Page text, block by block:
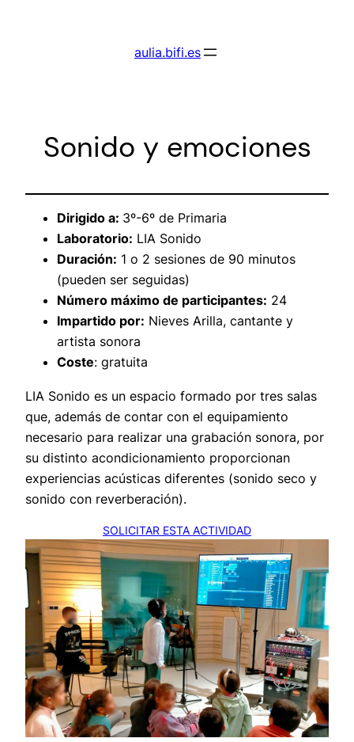
aulia.bifi.es
Sonido y emociones
Dirigido a: 3º-6º de Primaria
Laboratorio: LIA Sonido
Duración: 1 o 2 sesiones de 90 minutos
(pueden ser seguidas)
Número máximo de participantes: 24
Impartido por: Nieves Arilla, cantante y
artista sonora
Coste: gratuita
LIA Sonido es un espacio formado por tres salas
que, además de contar con el equipamiento
necesario para realizar una grabación sonora, por
su distinto acondicionamiento proporcionan
experiencias acústicas diferentes (sonido seco y
sonido con reverberación).
SOLICITAR ESTA ACTIVIDAD